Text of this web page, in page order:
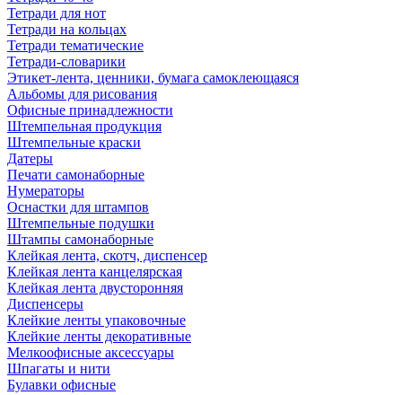
Тетради для нот
Тетради на кольцах
Тетради тематические
Тетради-словарики
Этикет-лента, ценники, бумага самоклеющаяся
Альбомы для рисования
Офисные принадлежности
Штемпельная продукция
Штемпельные краски
Датеры
Печати самонаборные
Нумераторы
Оснастки для штампов
Штемпельные подушки
Штампы самонаборные
Клейкая лента, скотч, диспенсер
Клейкая лента канцелярская
Клейкая лента двусторонняя
Диспенсеры
Клейкие ленты упаковочные
Клейкие ленты декоративные
Мелкоофисные аксессуары
Шпагаты и нити
Булавки офисные